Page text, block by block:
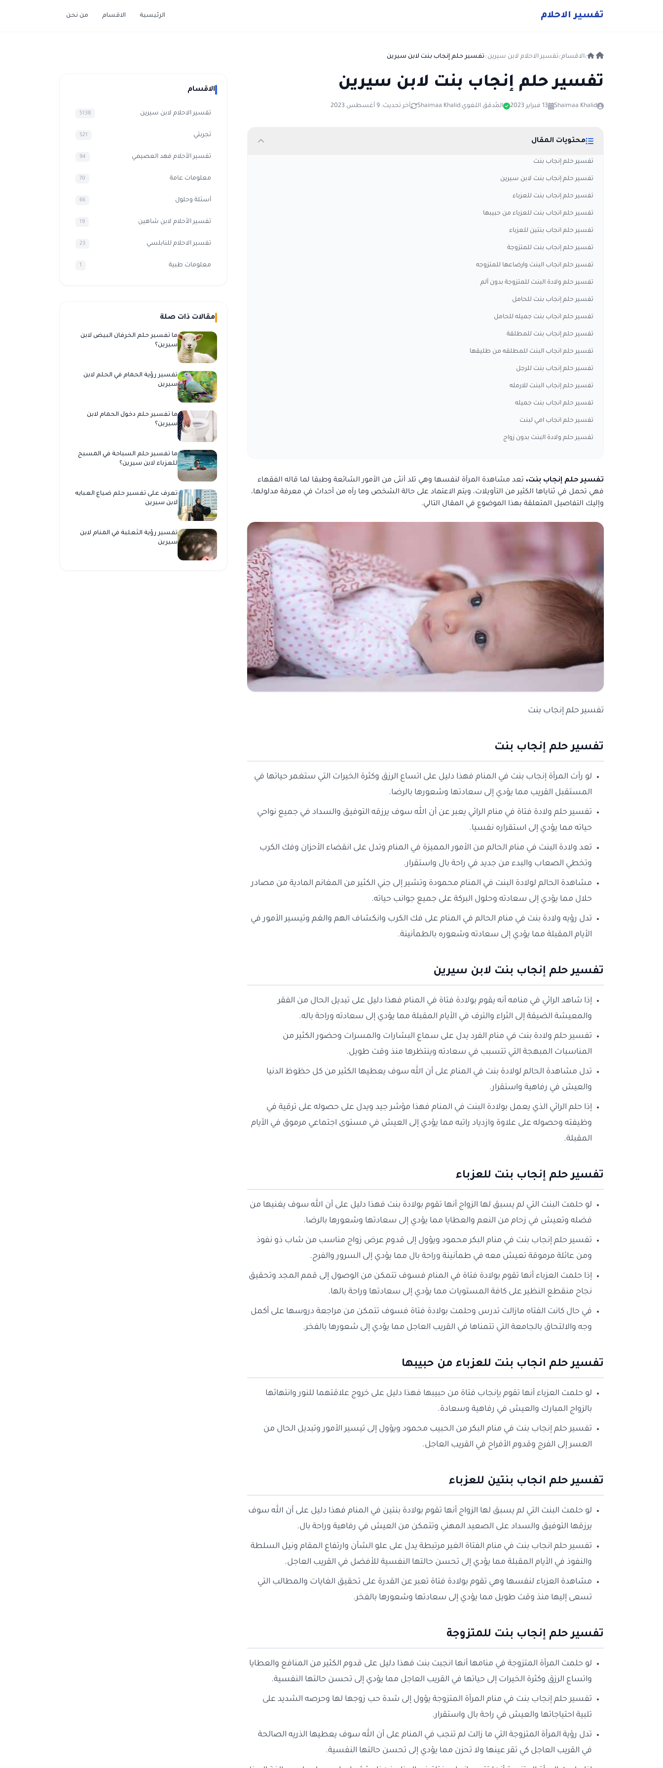
تفسير الاحلام الرئيسية الاقسام من نحن
الاقسام تفسير الاحلام لابن سيرين تفسير حلم إنجاب بنت لابن سيرين
تفسير حلم إنجاب بنت لابن سيرين
Shaimaa Khalid 13 فبراير 2023 المُدقق اللغوي:Shaimaa Khalid آخر تحديث: 9 أغسطس 2023
محتويات المقال
تفسير حلم إنجاب بنت
تفسير حلم إنجاب بنت لابن سيرين
تفسير حلم إنجاب بنت للعزباء
تفسير حلم انجاب بنت للعزباء من حبيبها
تفسير حلم انجاب بنتين للعزباء
تفسير حلم إنجاب بنت للمتزوجة
تفسير حلم انجاب البنت وارضاعها للمتزوجه
تفسير حلم ولادة البنت للمتزوجة بدون ألم
تفسير حلم إنجاب بنت للحامل
تفسير حلم انجاب بنت جميله للحامل
تفسير حلم إنجاب بنت للمطلقة
تفسير حلم انجاب البنت للمطلقه من طليقها
تفسير حلم إنجاب بنت للرجل
تفسير حلم إنجاب البنت للارمله
تفسير حلم انجاب بنت جميله
تفسير حلم انجاب امي لبنت
تفسير حلم ولادة البنت بدون زواج
تفسير حلم إنجاب بنت، تعد مشاهدة المرأة لنفسها وهي تلد أنثى من الأمور الشائعة وطبقا لما قاله الفقهاء
فهي تحمل في ثناياها الكثير من التأويلات، ويتم الاعتماد على حالة الشخص وما رآه من أحداث في معرفة مدلولها،
وإليك التفاصيل المتعلقة بهذا الموضوع في المقال التالي.
تفسير حلم إنجاب بنت
تفسير حلم إنجاب بنت
لو رأت المرأة إنجاب بنت في المنام فهذا دليل على اتساع الرزق وكثرة الخيرات التي ستغمر حياتها في
المستقبل القريب مما يؤدي إلى سعادتها وشعورها بالرضا.
تفسير حلم ولادة فتاة في منام الرائي يعبر عن أن الله سوف يرزقه التوفيق والسداد في جميع نواحي
حياته مما يؤدي إلى استقراره نفسيا.
تعد ولادة البنت في منام الحالم من الأمور المميزة في المنام وتدل على انقضاء الأحزان وفك الكرب
وتخطي الصعاب والبدء من جديد في راحة بال واستقرار.
مشاهدة الحالم لولادة البنت في المنام محمودة وتشير إلى جني الكثير من المغانم المادية من مصادر
حلال مما يؤدي إلى سعادته وحلول البركة على جميع جوانب حياته.
تدل رؤيه ولادة بنت في منام الحالم في المنام على فك الكرب وانكشاف الهم والغم وتيسير الأمور في
الأيام المقبلة مما يؤدي إلى سعادته وشعوره بالطمأنينة.
تفسير حلم إنجاب بنت لابن سيرين
إذا شاهد الرائي في منامه أنه يقوم بولادة فتاة في المنام فهذا دليل على تبديل الحال من الفقر
والمعيشة الضيقة إلى الثراء والترف في الأيام المقبلة مما يؤدي إلى سعادته وراحة باله.
تفسير حلم ولادة بنت في منام الفرد يدل على سماع البشارات والمسرات وحضور الكثير من
المناسبات المبهجة التي تتسبب في سعادته وينتظرها منذ وقت طويل.
تدل مشاهدة الحالم لولادة بنت في المنام على أن الله سوف يعطيها الكثير من كل حظوظ الدنيا
والعيش في رفاهية واستقرار.
إذا حلم الرائي الذي يعمل بولادة البنت في المنام فهذا مؤشر جيد ويدل على حصوله على ترقية في
وظيفته وحصوله على علاوة وازدياد راتبه مما يؤدي إلى العيش في مستوى اجتماعي مرموق في الأيام
المقبلة.
تفسير حلم إنجاب بنت للعزباء
لو حلمت البنت التي لم يسبق لها الزواج أنها تقوم بولادة بنت فهذا دليل على أن الله سوف يغنيها من
فضله وتعيش في زحام من النعم والعطايا مما يؤدي إلى سعادتها وشعورها بالرضا.
تفسير حلم إنجاب بنت في منام البكر محمود ويؤول إلى قدوم عرض زواج مناسب من شاب ذو نفوذ
ومن عائلة مرموقة تعيش معه في طمأنينة وراحة بال مما يؤدي إلى السرور والفرح.
إذا حلمت العزباء أنها تقوم بولادة فتاة في المنام فسوف تتمكن من الوصول إلى قمم المجد وتحقيق
نجاح منقطع النظير على كافة المستويات مما يؤدي إلى سعادتها وراحة بالها.
في حال كانت الفتاه مازالت تدرس وحلمت بولادة فتاة فسوف تتمكن من مراجعة دروسها على أكمل
وجه والالتحاق بالجامعة التي تتمناها في القريب العاجل مما يؤدي إلى شعورها بالفخر.
تفسير حلم انجاب بنت للعزباء من حبيبها
لو حلمت العزباء أنها تقوم بإنجاب فتاة من حبيبها فهذا دليل على خروج علاقتهما للنور وانتهائها
بالزواج المبارك والعيش في رفاهية وسعادة.
تفسير حلم إنجاب بنت في منام البكر من الحبيب محمود ويؤول إلى تيسير الأمور وتبديل الحال من
العسر إلى الفرج وقدوم الأفراح في القريب العاجل.
تفسير حلم انجاب بنتين للعزباء
لو حلمت البنت التي لم يسبق لها الزواج أنها تقوم بولادة بنتين في المنام فهذا دليل على أن الله سوف
يرزقها التوفيق والسداد على الصعيد المهني وتتمكن من العيش في رفاهية وراحة بال.
تفسير حلم انجاب بنت في منام الفتاة الغير مرتبطة يدل على علو الشأن وارتفاع المقام ونيل السلطة
والنفوذ في الأيام المقبلة مما يؤدي إلى تحسن حالتها النفسية للأفضل في القريب العاجل.
مشاهدة العزباء لنفسها وهي تقوم بولادة فتاة تعبر عن القدرة على تحقيق الغايات والمطالب التي
تسعى إليها منذ وقت طويل مما يؤدي إلى سعادتها وشعورها بالفخر.
تفسير حلم إنجاب بنت للمتزوجة
لو حلمت المرأة المتزوجة في منامها أنها انجبت بنت فهذا دليل على قدوم الكثير من المنافع والعطايا
واتساع الرزق وكثرة الخيرات إلى حياتها في القريب العاجل مما يؤدي إلى تحسن حالتها النفسية.
تفسير حلم إنجاب بنت في منام المرأة المتزوجة يؤول إلى شدة حب زوجها لها وحرصه الشديد على
تلبية احتياجاتها والعيش في راحة بال واستقرار.
تدل رؤية المرأة المتزوجة التي ما زالت لم تنجب في المنام على أن الله سوف يعطيها الذريه الصالحة
في القريب العاجل كي تقر عينها ولا تحزن مما يؤدي إلى تحسن حالتها النفسية.
الاقسام
تفسير الاحلام لابن سيرين 5138
تجربتي 521
تفسير الأحلام فهد العصيمي 94
معلومات عامة 70
أسئلة وحلول 66
تفسير الأحلام لابن شاهين 19
تفسير الاحلام للنابلسي 23
معلومات طبية 1
مقالات ذات صلة
ما تفسير حلم الخرفان البيض لابن
سيرين؟
تفسير رؤية الحمام في الحلم لابن
سيرين
ما تفسير حلم دخول الحمام لابن
سيرين؟
ما تفسير حلم السباحة في المسبح
للعزباء لابن سيرين؟
تعرف على تفسير حلم ضياع العبايه
لابن سيرين
تفسير رؤية الثعلبة في المنام لابن
سيرين